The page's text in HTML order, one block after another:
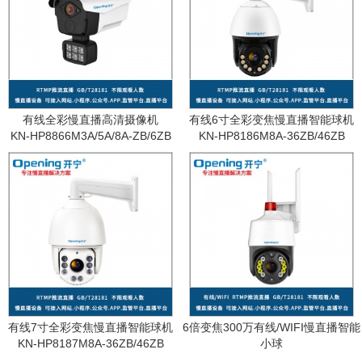
有线全彩慢直播高清摄像机
KN-HP8866M3A/5A/8A-ZB/6ZB
有线6寸全彩变焦慢直播智能球机
KN-HP8186M8A-36ZB/46ZB
有线7寸全彩变焦慢直播智能球机
KN-HP8187M8A-36ZB/46ZB
6倍变焦300万有线/WIFI慢直播智能
小球